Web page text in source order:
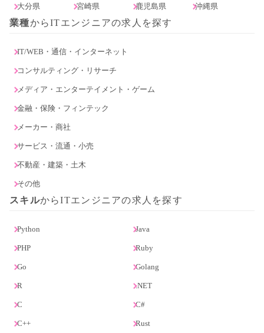
大分県 宮崎県 鹿児島県 沖縄県
業種からITエンジニアの求人を探す
IT/WEB・通信・インターネット
コンサルティング・リサーチ
メディア・エンターテイメント・ゲーム
金融・保険・フィンテック
メーカー・商社
サービス・流通・小売
不動産・建築・土木
その他
スキルからITエンジニアの求人を探す
Python Java
PHP Ruby
Go Golang
R .NET
C C#
C++ Rust